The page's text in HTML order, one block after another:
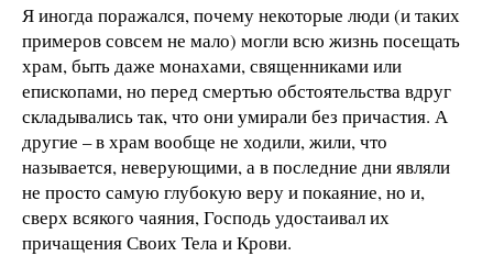
Я иногда поражался, почему некоторые люди (и таких
примеров совсем не мало) могли всю жизнь посещать
храм, быть даже монахами, священниками или
епископами, но перед смертью обстоятельства вдруг
складывались так, что они умирали без причастия. А
другие – в храм вообще не ходили, жили, что
называется, неверующими, а в последние дни являли
не просто самую глубокую веру и покаяние, но и,
сверх всякого чаяния, Господь удостаивал их
причащения Своих Тела и Крови.